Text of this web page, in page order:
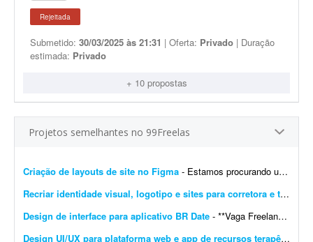
Rejeitada
Submetido: 30/03/2025 às 21:31 | Oferta: Privado | Duração
estimada: Privado
+ 10 propostas
Projetos semelhantes no 99Freelas
Criação de layouts de site no Figma - Estamos procurando um designer com experiência em UI/UX para desenvolver os layouts de um site no Figma. O projeto contempla a criação do layout da página inicial e de p...
Recriar identidade visual, logotipo e sites para corretora e transportadora
Design de interface para aplicativo BR Date - **Vaga Freelancer - Web Designer** Estamos em busca de um(a) **Web Designer Freelancer** criativo(a) e comprometido(a) para desenvolver layouts modernos e funcionais para projetos web. Projeto pa...
Design UI/UX para plataforma web e app de recursos terapêuticos infantis